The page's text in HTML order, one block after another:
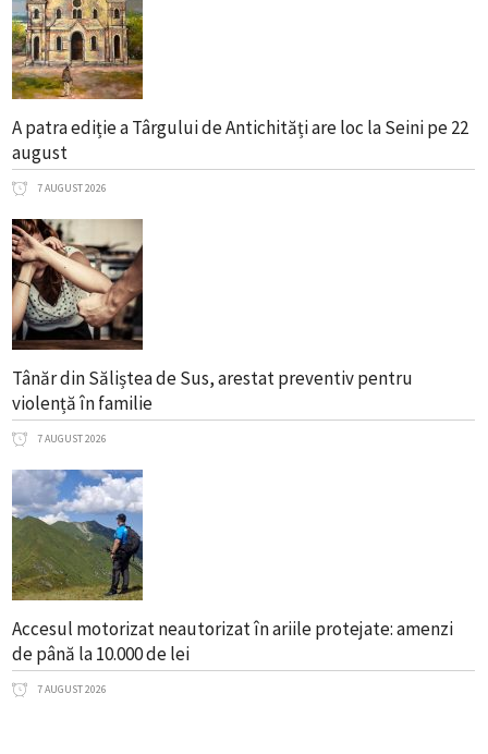
A patra ediție a Târgului de Antichități are loc la Seini pe 22
august
7 AUGUST 2026
Tânăr din Săliștea de Sus, arestat preventiv pentru
violență în familie
7 AUGUST 2026
Accesul motorizat neautorizat în ariile protejate: amenzi
de până la 10.000 de lei
7 AUGUST 2026